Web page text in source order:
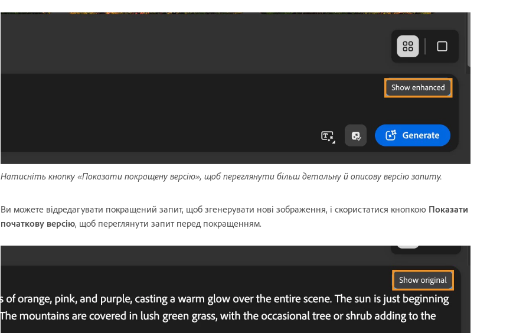
Натисніть кнопку «Показати покращену версію», щоб переглянути більш детальну й описову версію запиту.
Ви можете відредагувати покращений запит, щоб згенерувати нові зображення, і скористатися кнопкою Показати
початкову версію, щоб переглянути запит перед покращенням.